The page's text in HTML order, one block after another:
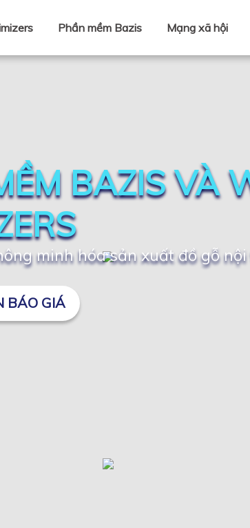
Phần mềm Bazis Mạng xã hội
BAZIS VÀ
minh hóa sản xuất đồ gỗ
BÁO GIÁ